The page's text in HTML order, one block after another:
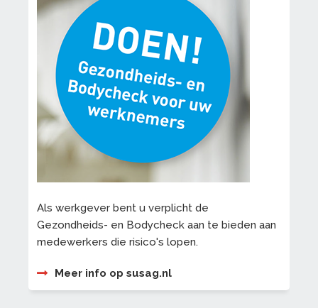
Als werkgever bent u verplicht de
Gezondheids- en Bodycheck aan te bieden aan
medewerkers die risico's lopen.
Meer info op susag.nl